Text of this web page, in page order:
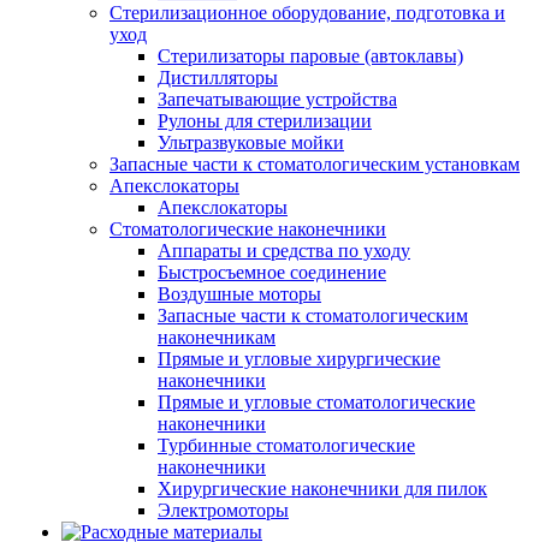
Стерилизационное оборудование, подготовка и
уход
Стерилизаторы паровые (автоклавы)
Дистилляторы
Запечатывающие устройства
Рулоны для стерилизации
Ультразвуковые мойки
Запасные части к стоматологическим установкам
Апекслокаторы
Апекслокаторы
Стоматологические наконечники
Аппараты и средства по уходу
Быстросъемное соединение
Воздушные моторы
Запасные части к стоматологическим
наконечникам
Прямые и угловые хирургические
наконечники
Прямые и угловые стоматологические
наконечники
Турбинные стоматологические
наконечники
Хирургические наконечники для пилок
Электромоторы